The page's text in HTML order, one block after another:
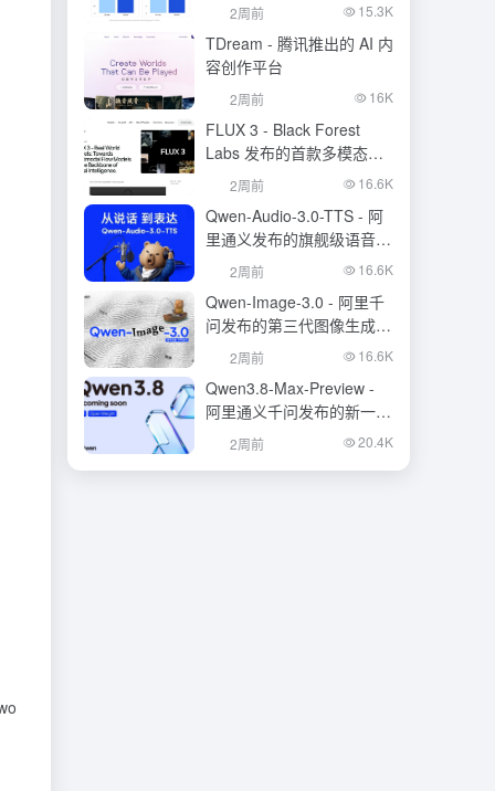
2周前 15.3K
TDream - 腾讯推出的 AI 内
容创作平台
2周前 16K
FLUX 3 - Black Forest
Labs 发布的首款多模态基
础模型
2周前 16.6K
Qwen-Audio-3.0-TTS - 阿
里通义发布的旗舰级语音合
成大模型
2周前 16.6K
Qwen-Image-3.0 - 阿里千
问发布的第三代图像生成基
础模型
2周前 16.6K
Qwen3.8-Max-Preview -
阿里通义千问发布的新一代
旗舰大模型
2周前 20.4K